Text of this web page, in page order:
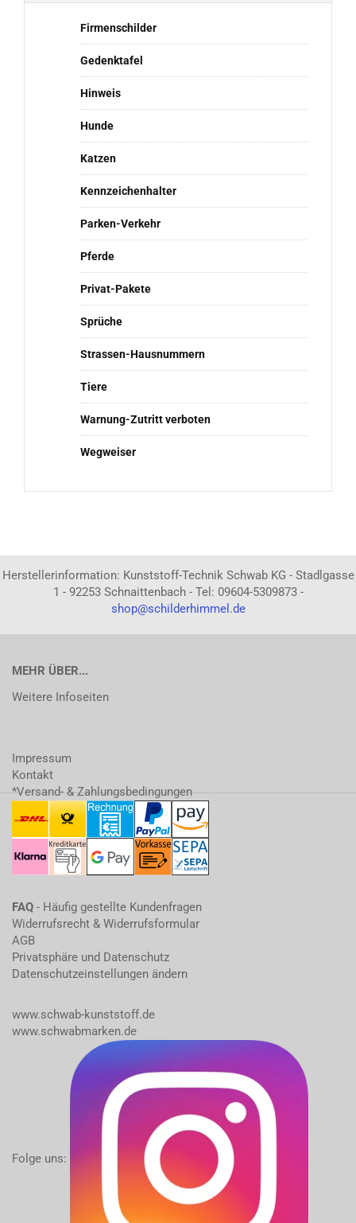
Firmenschilder
Gedenktafel
Hinweis
Hunde
Katzen
Kennzeichenhalter
Parken-Verkehr
Pferde
Privat-Pakete
Sprüche
Strassen-Hausnummern
Tiere
Warnung-Zutritt verboten
Wegweiser
Herstellerinformation: Kunststoff-Technik Schwab KG - Stadlgasse
1 - 92253 Schnaittenbach - Tel: 09604-5309873 -
shop@schilderhimmel.de
MEHR ÜBER...
Weitere Infoseiten
Impressum
Kontakt
*Versand- & Zahlungsbedingungen
FAQ - Häufig gestellte Kundenfragen
Widerrufsrecht & Widerrufsformular
AGB
Privatsphäre und Datenschutz
Datenschutzeinstellungen ändern
www.schwab-kunststoff.de
www.schwabmarken.de
Folge uns: